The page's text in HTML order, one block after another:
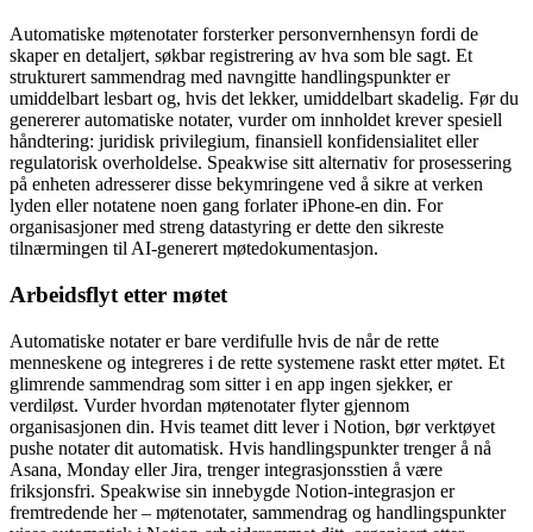
Automatiske møtenotater forsterker personvernhensyn fordi de
skaper en detaljert, søkbar registrering av hva som ble sagt. Et
strukturert sammendrag med navngitte handlingspunkter er
umiddelbart lesbart og, hvis det lekker, umiddelbart skadelig. Før du
genererer automatiske notater, vurder om innholdet krever spesiell
håndtering: juridisk privilegium, finansiell konfidensialitet eller
regulatorisk overholdelse. Speakwise sitt alternativ for prosessering
på enheten adresserer disse bekymringene ved å sikre at verken
lyden eller notatene noen gang forlater iPhone-en din. For
organisasjoner med streng datastyring er dette den sikreste
tilnærmingen til AI-generert møtedokumentasjon.
Arbeidsflyt etter møtet
Automatiske notater er bare verdifulle hvis de når de rette
menneskene og integreres i de rette systemene raskt etter møtet. Et
glimrende sammendrag som sitter i en app ingen sjekker, er
verdiløst. Vurder hvordan møtenotater flyter gjennom
organisasjonen din. Hvis teamet ditt lever i Notion, bør verktøyet
pushe notater dit automatisk. Hvis handlingspunkter trenger å nå
Asana, Monday eller Jira, trenger integrasjonsstien å være
friksjonsfri. Speakwise sin innebygde Notion-integrasjon er
fremtredende her – møtenotater, sammendrag og handlingspunkter